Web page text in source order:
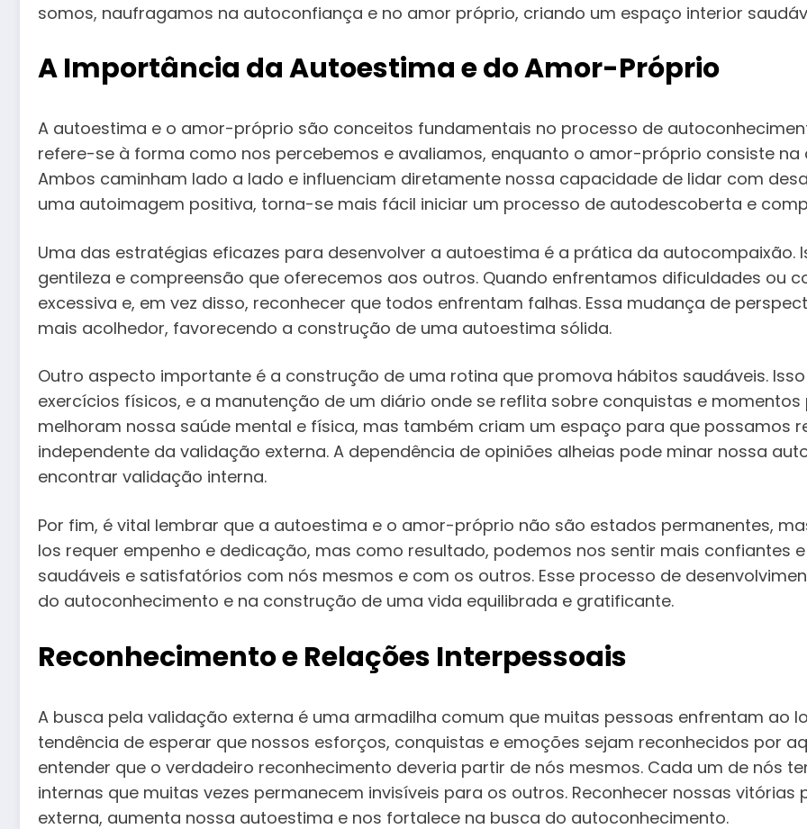
somos, naufragamos na autoconfiança e no amor próprio, criando um espaço interior
A Importância da Autoestima e do Amor-Próprio
A autoestima e o amor-próprio são conceitos fundamentais no processo de
refere-se à forma como nos percebemos e avaliamos, enquanto o amor-próprio consiste
Ambos caminham lado a lado e influenciam diretamente nossa capacidade de lidar com
uma autoimagem positiva, torna-se mais fácil iniciar um processo de autodescoberta e
Uma das estratégias eficazes para desenvolver a autoestima é a prática da
gentileza e compreensão que oferecemos aos outros. Quando enfrentamos dificuldades ou
excessiva e, em vez disso, reconhecer que todos enfrentam falhas. Essa mudança de
mais acolhedor, favorecendo a construção de uma autoestima sólida.
Outro aspecto importante é a construção de uma rotina que promova hábitos saudáveis.
exercícios físicos, e a manutenção de um diário onde se reflita sobre conquistas e
melhoram nossa saúde mental e física, mas também criam um espaço para que possamos
independente da validação externa. A dependência de opiniões alheias pode minar nossa
encontrar validação interna.
Por fim, é vital lembrar que a autoestima e o amor-próprio não são estados permanentes,
los requer empenho e dedicação, mas como resultado, podemos nos sentir mais confiantes
saudáveis e satisfatórios com nós mesmos e com os outros. Esse processo de
do autoconhecimento e na construção de uma vida equilibrada e gratificante.
Reconhecimento e Relações Interpessoais
A busca pela validação externa é uma armadilha comum que muitas pessoas enfrentam ao
tendência de esperar que nossos esforços, conquistas e emoções sejam reconhecidos por
entender que o verdadeiro reconhecimento deveria partir de nós mesmos. Cada um de nós
internas que muitas vezes permanecem invisíveis para os outros. Reconhecer nossas
externa, aumenta nossa autoestima e nos fortalece na busca do autoconhecimento.